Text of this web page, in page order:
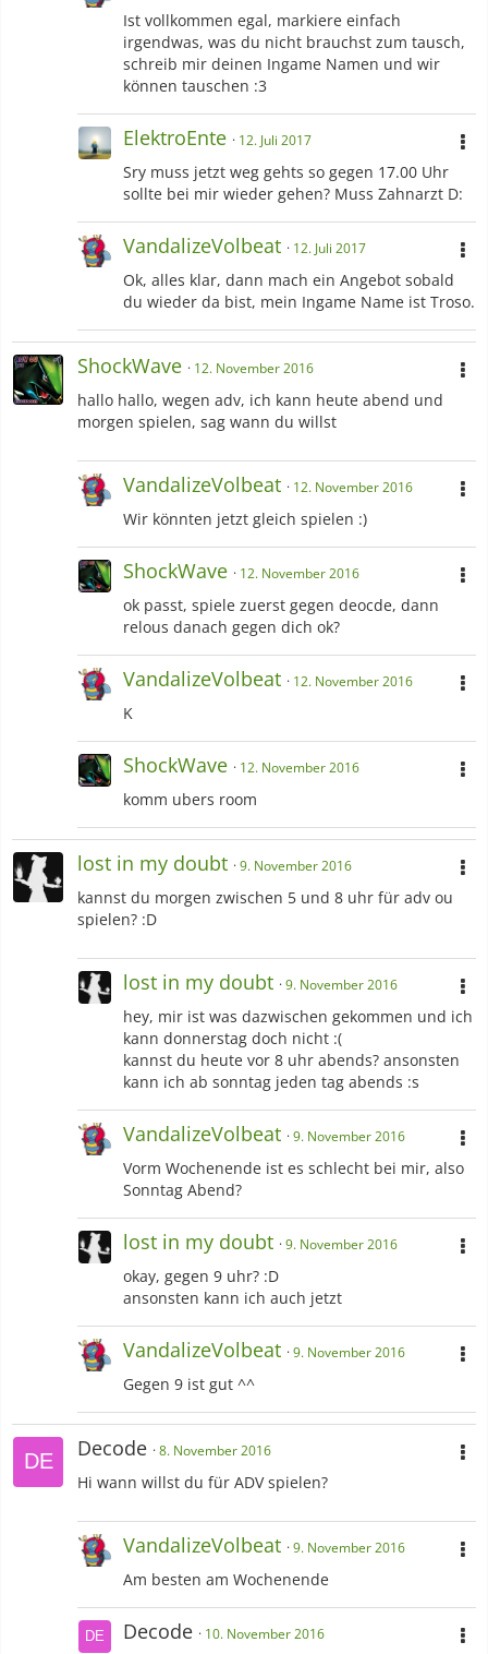
Ist vollkommen egal, markiere einfach
irgendwas, was du nicht brauchst zum tausch,
schreib mir deinen Ingame Namen und wir
können tauschen :3
ElektroEnte 12. Juli 2017
Sry muss jetzt weg gehts so gegen 17.00 Uhr
sollte bei mir wieder gehen? Muss Zahnarzt D:
VandalizeVolbeat 12. Juli 2017
Ok, alles klar, dann mach ein Angebot sobald
du wieder da bist, mein Ingame Name ist Troso.
ShockWave 12. November 2016
hallo hallo, wegen adv, ich kann heute abend und
morgen spielen, sag wann du willst
VandalizeVolbeat 12. November 2016
Wir könnten jetzt gleich spielen :)
ShockWave 12. November 2016
ok passt, spiele zuerst gegen deocde, dann
relous danach gegen dich ok?
VandalizeVolbeat 12. November 2016
K
ShockWave 12. November 2016
komm ubers room
lost in my doubt 9. November 2016
kannst du morgen zwischen 5 und 8 uhr für adv ou
spielen? :D
lost in my doubt 9. November 2016
hey, mir ist was dazwischen gekommen und ich
kann donnerstag doch nicht :(
kannst du heute vor 8 uhr abends? ansonsten
kann ich ab sonntag jeden tag abends :s
VandalizeVolbeat 9. November 2016
Vorm Wochenende ist es schlecht bei mir, also
Sonntag Abend?
lost in my doubt 9. November 2016
okay, gegen 9 uhr? :D
ansonsten kann ich auch jetzt
VandalizeVolbeat 9. November 2016
Gegen 9 ist gut ^^
Decode 8. November 2016
Hi wann willst du für ADV spielen?
VandalizeVolbeat 9. November 2016
Am besten am Wochenende
Decode 10. November 2016